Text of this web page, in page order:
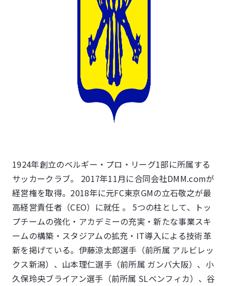
1924年創立のベルギー・プロ・リーグ1部に所属する
サッカークラブ。 2017年11月に合同会社DMM.comが
経営権を取得。2018年に元FC東京GMの立石敬之が最
高経営責任者（CEO）に就任 。 5つの柱として、トッ
プチームの強化・アカデミーの充実・新たな事業スキ
ームの構築・スタジアムの拡充・IT導入による技術革
新を掲げている。伊藤涼太郎選手（前所属 アルビレッ
クス新潟）、山本理仁選手（前所属 ガンバ大阪）、小
久保玲央ブライアン選手（前所属 SLベンフィカ）、谷